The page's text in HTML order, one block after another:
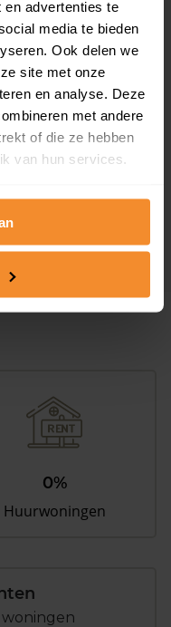
en advertenties te
media te bieden
Ook delen we
site met onze
en analyse. Deze
met andere
of die ze hebben
van hun services.
opvragen
0%
Huurwoningen